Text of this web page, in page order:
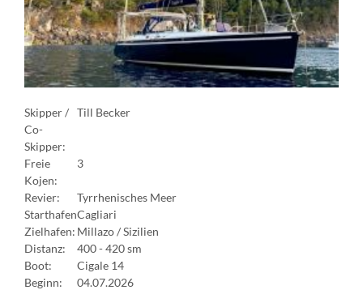
Skipper /
Co-
Skipper:
Till Becker
Freie
Kojen:
3
Revier:
Tyrrhenisches Meer
StarthafenCagliari
Zielhafen: Millazo / Sizilien
Distanz:
400 - 420 sm
Boot:
Cigale 14
Beginn:
04.07.2026